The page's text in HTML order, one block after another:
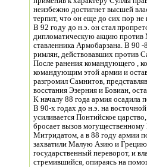
неизбежно достигнет высшей
терпит, что он еще до сих пор
В 92 году до н.э. он стал
дипломатическую акцию против
ставленника Армобарзана. В 90
римлян, действовавших против
После ранения командующего ,
командующим этой армии и
разгромил Самнитов,
восстания Эзерния и Бовиан,
К началу 88 года армия осадила
В 90-х годах до н.э. на
усиливается Понтийское
бросает вызов
Митридатом, а в 88 году армии
захватили Малую Азию и
государственный переворот, и
стремившийся, опираясь на